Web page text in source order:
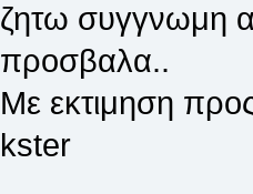
ζητω συγγνωμη
προσβαλα..
Με εκτιμηση
kster